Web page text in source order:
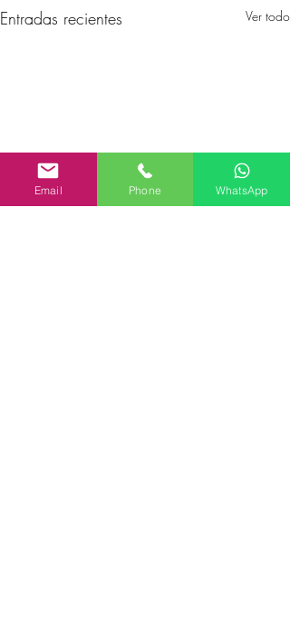
Entradas recientes Ver todo
Email Phone WhatsApp